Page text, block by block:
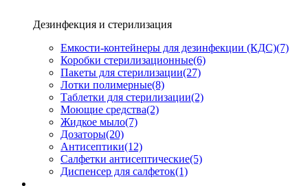
Дезинфекция и стерилизация
Емкости-контейнеры для дезинфекции (КДС)(7)
Коробки стерилизационные(6)
Пакеты для стерилизации(27)
Лотки полимерные(8)
Таблетки для стерилизации(2)
Моющие средства(2)
Жидкое мыло(7)
Дозаторы(20)
Антисептики(12)
Салфетки антисептические(5)
Диспенсер для салфеток(1)